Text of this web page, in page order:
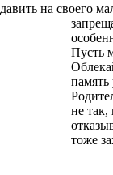
на своего
Пусть
не так,
тоже